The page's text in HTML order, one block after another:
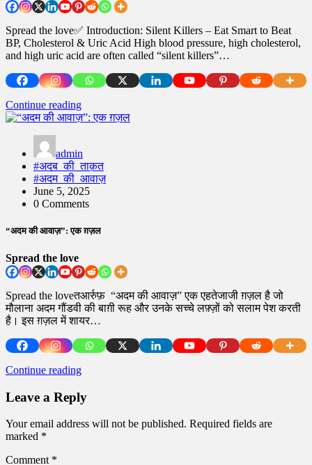
Spread the love✅ Introduction: Silent Killers – Eat Smart to Beat
BP, Cholesterol & Uric Acid High blood pressure, high cholesterol,
and high uric acid are often called “silent killers”…
Continue reading
admin
#अदब_की_ताक़त
#अदम_की_आवाज़
June 5, 2025
0 Comments
“अदम की आवाज़”: एक ग़ज़ल
Spread the love
Spread the loveतआर्रुफ़ “अदम की आवाज़” एक एहतेजाजी ग़ज़ल है जो
मौलाना अदम गौंडवी की बाग़ी रूह और उनके सच्चे लफ़्ज़ों को सलाम पेश करती
है। इस ग़ज़ल में शायर…
Continue reading
Leave a Reply
Your email address will not be published. Required fields are
marked *
Comment *